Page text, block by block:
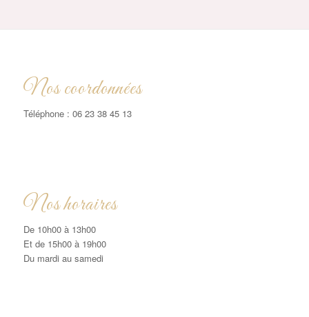
Nos coordonnées
Téléphone : 06 23 38 45 13
Nos horaires
De 10h00 à 13h00
Et de 15h00 à 19h00
Du mardi au samedi